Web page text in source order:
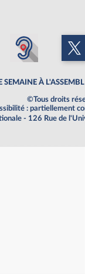
SEMAINE À
©Tous droits
: partiellement
- 126 Rue de